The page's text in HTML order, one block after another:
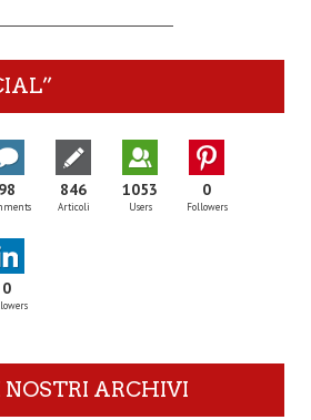
98 846
Articoli
1053
Users
0
Followers
0
ARCHIVI